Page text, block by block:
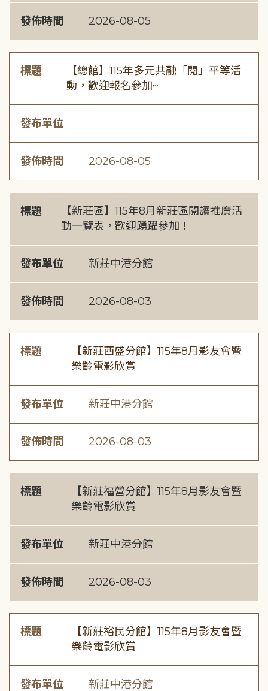
發佈時間 2026-08-05
標題
【總館】115年多元共融「閱」平等活
動，歡迎報名參加~
發布單位
發佈時間 2026-08-05
標題
【新莊區】115年8月新莊區閱讀推廣活
動一覽表，歡迎踴躍參加！
發布單位 新莊中港分館
發佈時間 2026-08-03
標題
【新莊西盛分館】115年8月影友會暨
樂齡電影欣賞
發布單位 新莊中港分館
發佈時間 2026-08-03
標題
【新莊福營分館】115年8月影友會暨
樂齡電影欣賞
發布單位 新莊中港分館
發佈時間 2026-08-03
標題
【新莊裕民分館】115年8月影友會暨
樂齡電影欣賞
發布單位 新莊中港分館